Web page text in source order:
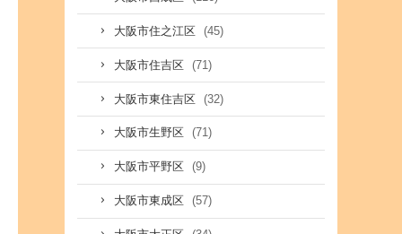
大阪市住之江区 (45)
大阪市住吉区 (71)
大阪市東住吉区 (32)
大阪市生野区 (71)
大阪市平野区 (9)
大阪市東成区 (57)